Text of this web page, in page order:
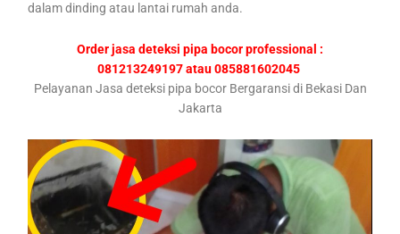
dalam dinding atau lantai rumah anda.
Order jasa deteksi pipa bocor professional :
081213249197 atau 085881602045
Pelayanan Jasa deteksi pipa bocor Bergaransi di Bekasi Dan
Jakarta